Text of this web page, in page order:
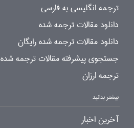
ترجمه انگلیسی به فارسی
دانلود مقالات ترجمه شده
دانلود مقالات ترجمه شده رایگان
جستجوی پیشرفته مقالات ترجمه شده
ترجمه ارزان
بیشتر بدانید
آخرین اخبار